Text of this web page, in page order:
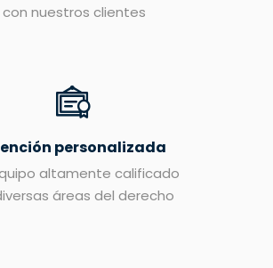
con nuestros clientes
personalizada
altamente calificado
áreas del derecho